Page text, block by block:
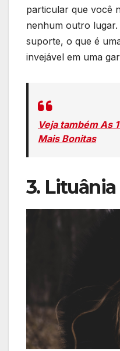
particular que você
nenhum outro lugar.
suporte, o que é
invejável em uma
Veja também As
Mais Bonitas
3. Lituânia